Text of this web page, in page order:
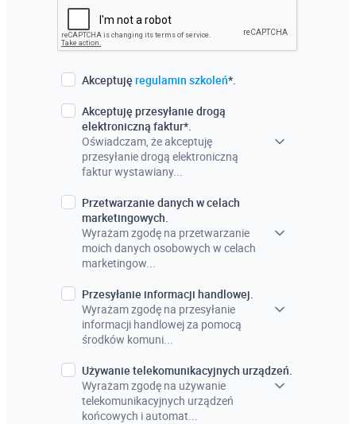
Akceptuję regulamin szkoleń*.
Akceptuję przesyłanie drogą
elektroniczną faktur*.
Oświadczam, że akceptuję
przesyłanie drogą elektroniczną
faktur wystawiany...
Przetwarzanie danych w celach
marketingowych.
Wyrażam zgodę na przetwarzanie
moich danych osobowych w celach
marketingow...
Przesyłanie informacji handlowej.
Wyrażam zgodę na przesyłanie
informacji handlowej za pomocą
środków komuni...
Używanie telekomunikacyjnych urządzeń.
Wyrażam zgodę na używanie
telekomunikacyjnych urządzeń
końcowych i automat...
Czechy